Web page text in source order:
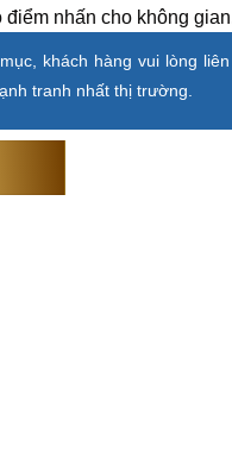
nhấn cho không
khách hàng vui lòng
tranh nhất thị trường.